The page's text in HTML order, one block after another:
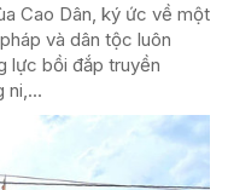
Cao Dân, ký ức về một
và dân tộc luôn
lực bồi đắp truyền
ni,...